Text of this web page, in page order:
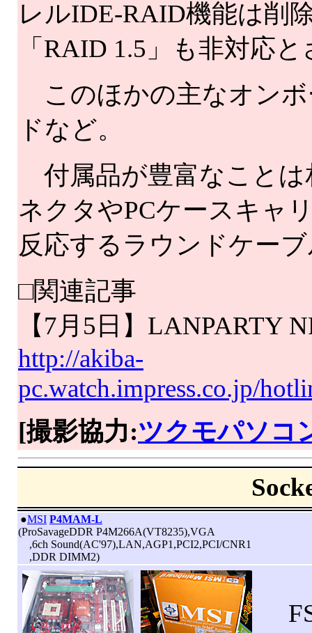
レルIDE-RAID機能は削
「RAID 1.5」も非対応
このほかの主なオンボ
ドなど。
付属品が豊富なことは
ネクタやPCケースキャ
反応するラウンドケー
□関連記事
【7月5日】LANPARTY
http://akiba-
pc.watch.impress.co.jp/
[撮影協力:ツクモパソコ
●MSI P4MAM-L
(ProSavageDDR P4M266A(VT8235),VGA
,6ch Sound(AC'97),LAN,AGP1,PCI2,PCI/CNR1
,DDR DIMM2)